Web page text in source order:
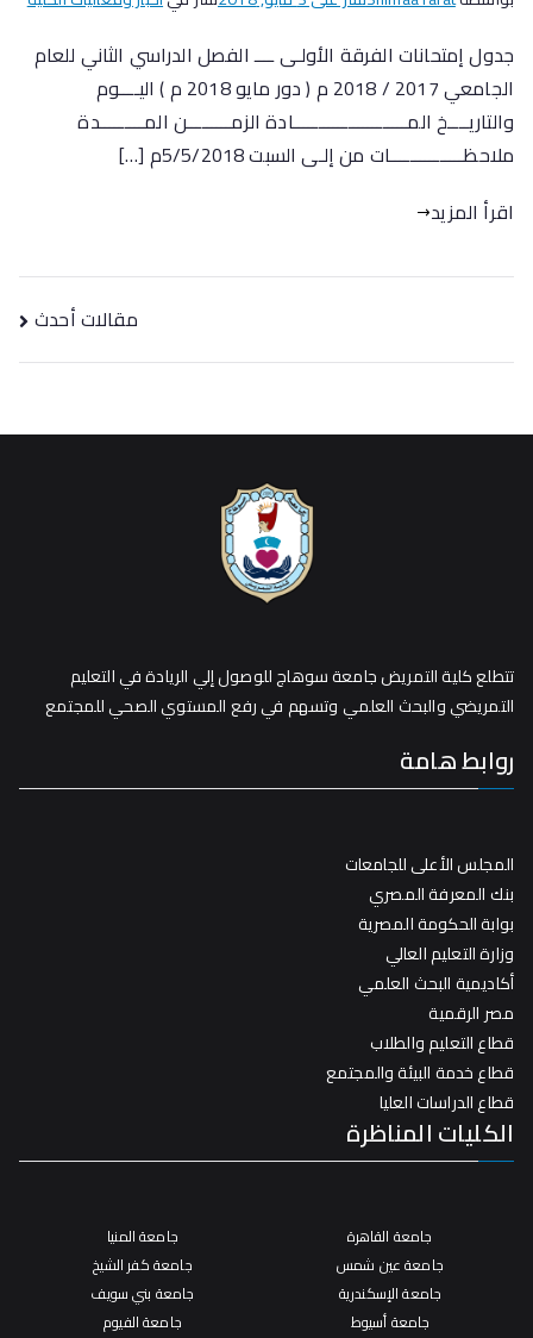
جدول إمتحانات الفرقة الأولـى ــــ الفصل الدراسي الثاني للعام
الجامعي 2017 / 2018 م ( دور مايو 2018 م ) اليــــوم
والتاريــــخ المـــــــــــــــــــــــادة الزمـــــــــن المـــــــــدة
ملاحظـــــــــــــــات من إلـى السبت 5/5/2018م […]
اقرأ المزيد
مقالات أحدث
تتطلع كلية التمريض جامعة سوهاج للوصول إلي الريادة في التعليم
التمريضي والبحث العلمي وتسهم في رفع المستوي الصحي للمجتمع
روابط هامة
المجلس الأعلى للجامعات
بنك المعرفة المصري
بوابة الحكومة المصرية
وزارة التعليم العالي
أكاديمية البحث العلمي
مصر الرقمية
قطاع التعليم والطلاب
قطاع خدمة البيئة والمجتمع
قطاع الدراسات العليا
الكليات المناظرة
جامعة القاهرة
جامعة عين شمس
جامعة الإسكندرية
جامعة أسيوط
جامعة المنيا
جامعة كفر الشيخ
جامعة بني سويف
جامعة الفيوم